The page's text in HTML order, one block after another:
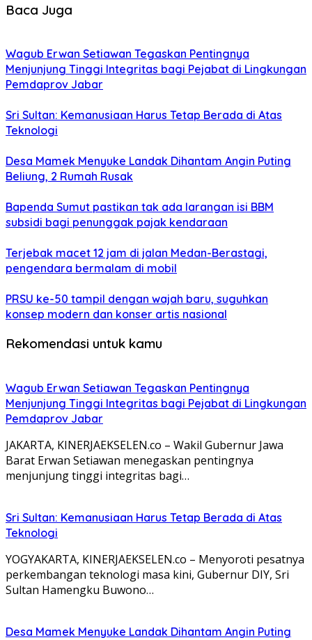
Baca Juga
Wagub Erwan Setiawan Tegaskan Pentingnya
Menjunjung Tinggi Integritas bagi Pejabat di Lingkungan
Pemdaprov Jabar
Sri Sultan: Kemanusiaan Harus Tetap Berada di Atas
Teknologi
Desa Mamek Menyuke Landak Dihantam Angin Puting
Beliung, 2 Rumah Rusak
Bapenda Sumut pastikan tak ada larangan isi BBM
subsidi bagi penunggak pajak kendaraan
Terjebak macet 12 jam di jalan Medan-Berastagi,
pengendara bermalam di mobil
PRSU ke-50 tampil dengan wajah baru, suguhkan
konsep modern dan konser artis nasional
Rekomendasi untuk kamu
Wagub Erwan Setiawan Tegaskan Pentingnya
Menjunjung Tinggi Integritas bagi Pejabat di Lingkungan
Pemdaprov Jabar
JAKARTA, KINERJAEKSELEN.co – Wakil Gubernur Jawa
Barat Erwan Setiawan menegaskan pentingnya
menjunjung tinggi integritas bagi…
Sri Sultan: Kemanusiaan Harus Tetap Berada di Atas
Teknologi
YOGYAKARTA, KINERJAEKSELEN.co – Menyoroti pesatnya
perkembangan teknologi masa kini, Gubernur DIY, Sri
Sultan Hamengku Buwono…
Desa Mamek Menyuke Landak Dihantam Angin Puting